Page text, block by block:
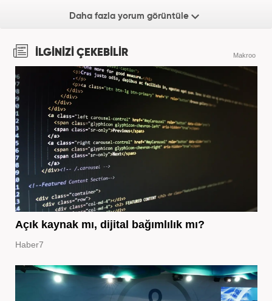
Daha fazla yorum görüntüle
İLGİNİZİ ÇEKEBİLİR Makroo
Açık kaynak mı, dijital bağımlılık mı?
Haber7